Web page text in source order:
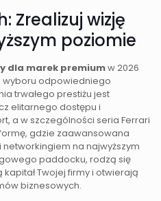
Zrealizuj wizję
poziomie
dla marek premiumw 2026
wyboru odpowiedniego
trwałego prestiżu jest
elitarnego dostępu i
a w szczególności seria Ferrari
gdzie zaawansowana
na najwyższym
paddocku, rodzą się
Twojej firmy i otwierają
biznesowych.